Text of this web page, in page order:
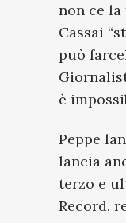
non ce la
Cassai
può
è
Peppe
lancia
terzo e
Record,